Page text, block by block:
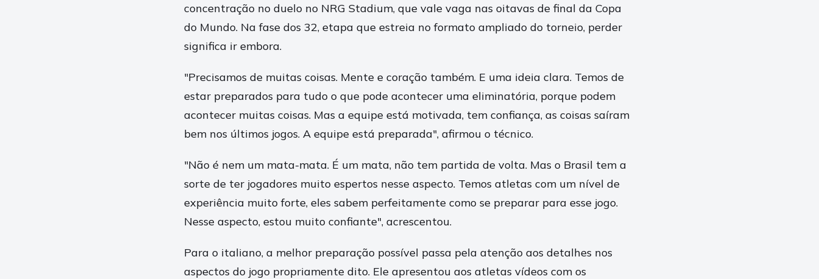
concentração no duelo no NRG Stadium, que vale vaga nas oitavas de final da Copa
do Mundo. Na fase dos 32, etapa que estreia no formato ampliado do torneio, perder
significa ir embora.
"Precisamos de muitas coisas. Mente e coração também. E uma ideia clara. Temos de
estar preparados para tudo o que pode acontecer uma eliminatória, porque podem
acontecer muitas coisas. Mas a equipe está motivada, tem confiança, as coisas saíram
bem nos últimos jogos. A equipe está preparada", afirmou o técnico.
"Não é nem um mata-mata. É um mata, não tem partida de volta. Mas o Brasil tem a
sorte de ter jogadores muito espertos nesse aspecto. Temos atletas com um nível de
experiência muito forte, eles sabem perfeitamente como se preparar para esse jogo.
Nesse aspecto, estou muito confiante", acrescentou.
Para o italiano, a melhor preparação possível passa pela atenção aos detalhes nos
aspectos do jogo propriamente dito. Ele apresentou aos atletas vídeos com os